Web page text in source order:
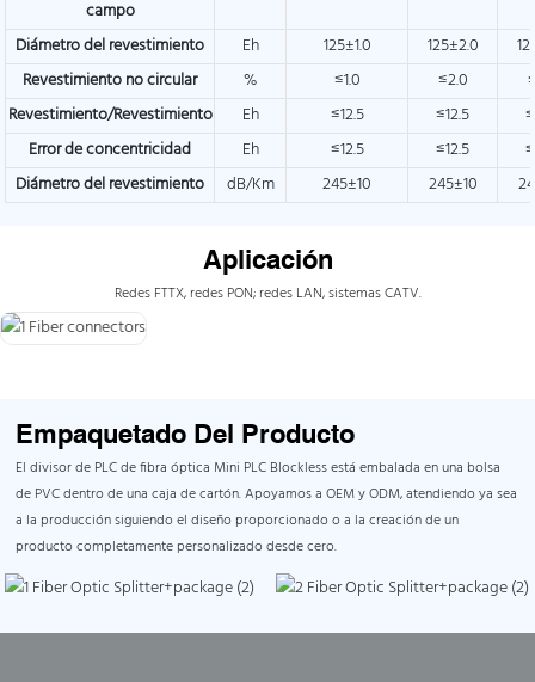
campo
Diámetro del revestimiento Eh 125±1.0 125±2.0
Revestimiento no circular
% ≤1.0 ≤2.0
Revestimiento/Revestimiento
Eh ≤12.5 ≤12.5
Error de concentricidad
Eh ≤12.5 ≤12.5
Diámetro del revestimiento
dB/Km 245±10 245±10
Aplicación
Redes FTTX, redes PON; redes LAN, sistemas CATV.
Empaquetado Del Producto
El divisor de PLC de fibra óptica Mini PLC Blockless está embalada en una bolsa
de PVC dentro de una caja de cartón. Apoyamos a OEM y ODM, atendiendo ya sea
a la producción siguiendo el diseño proporcionado o a la creación de un
producto completamente personalizado desde cero.